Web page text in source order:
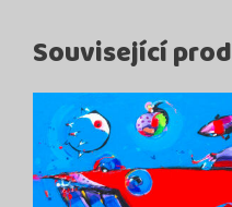
Související